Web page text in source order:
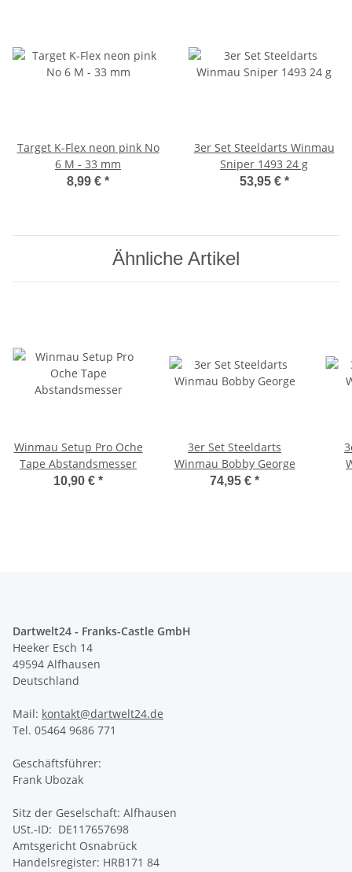
Target K-Flex neon pink No
6 M - 33 mm
8,99 € *
3er Set Steeldarts Winmau
Sniper 1493 24 g
53,95 € *
Ähnliche Artikel
Winmau Setup Pro Oche
Tape Abstandsmesser
10,90 € *
3er Set Steeldarts
Winmau Bobby George
74,95 € *
Dartwelt24 - Franks-Castle GmbH
Heeker Esch 14
49594 Alfhausen
Deutschland
Mail: kontakt@dartwelt24.de
Tel. 05464 9686 771
Geschäftsführer:
Frank Ubozak
Sitz der Geselschaft: Alfhausen
USt.-ID: DE117657698
Amtsgericht Osnabrück
Handelsregister: HRB171 84